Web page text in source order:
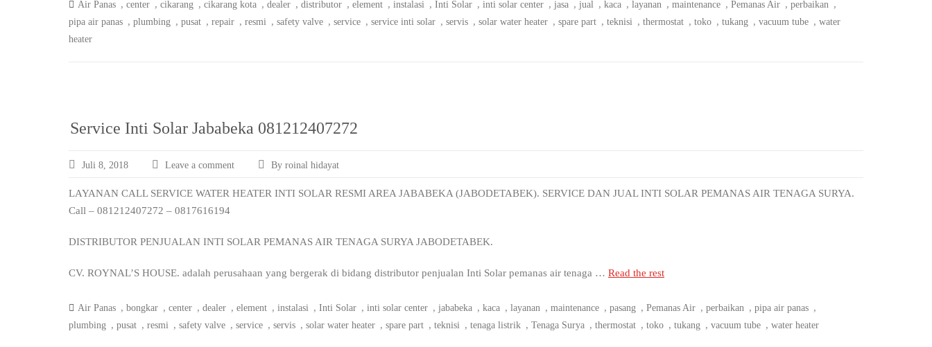
Air Panas , center , cikarang , cikarang kota , dealer , distributor , element , instalasi , Inti Solar , inti solar center , jasa , jual , kaca , layanan , maintenance , Pemanas Air , perbaikan ,
pipa air panas , plumbing , pusat , repair , resmi , safety valve , service , service inti solar , servis , solar water heater , spare part , teknisi , thermostat , toko , tukang , vacuum tube , water
heater
Service Inti Solar Jababeka 081212407272
Juli 8, 2018 Leave a comment By roinal hidayat
LAYANAN CALL SERVICE WATER HEATER INTI SOLAR RESMI AREA JABABEKA (JABODETABEK). SERVICE DAN JUAL INTI SOLAR PEMANAS AIR TENAGA SURYA.
Call – 081212407272 – 0817616194
DISTRIBUTOR PENJUALAN INTI SOLAR PEMANAS AIR TENAGA SURYA JABODETABEK.
CV. ROYNAL’S HOUSE. adalah perusahaan yang bergerak di bidang distributor penjualan Inti Solar pemanas air tenaga … Read the rest
Air Panas , bongkar , center , dealer , element , instalasi , Inti Solar , inti solar center , jababeka , kaca , layanan , maintenance , pasang , Pemanas Air , perbaikan , pipa air panas ,
plumbing , pusat , resmi , safety valve , service , servis , solar water heater , spare part , teknisi , tenaga listrik , Tenaga Surya , thermostat , toko , tukang , vacuum tube , water heater